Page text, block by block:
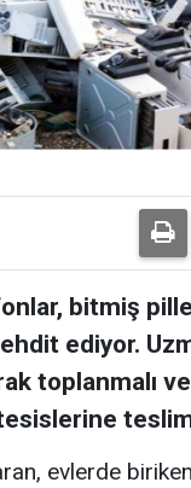
bitmiş
ediyor.
toplanmalı
evlerde